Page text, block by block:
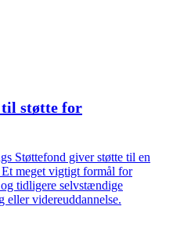
til støtte for
Støttefond giver støtte til en
meget vigtigt formål for
tidligere selvstændige
eller videreuddannelse.